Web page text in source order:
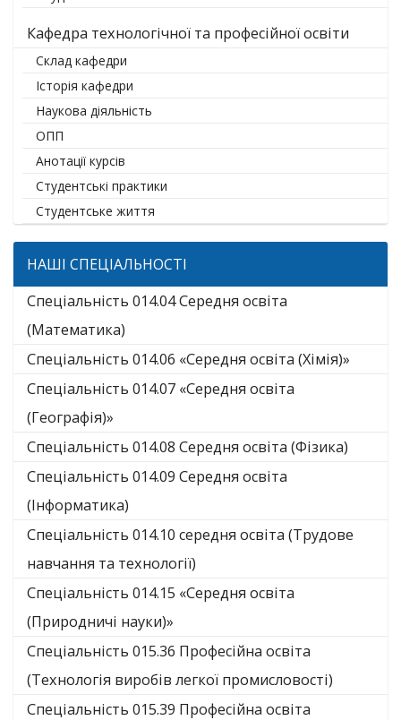
Кафедра технологічної та професійної освіти
Склад кафедри
Історія кафедри
Наукова діяльність
ОПП
Анотації курсів
Студентські практики
Студентське життя
НАШІ СПЕЦІАЛЬНОСТІ
Спеціальність 014.04 Середня освіта
(Математика)
Спеціальність 014.06 «Середня освіта (Хімія)»
Спеціальність 014.07 «Середня освіта
(Географія)»
Спеціальність 014.08 Середня освіта (Фізика)
Спеціальність 014.09 Середня освіта
(Інформатика)
Спеціальність 014.10 середня освіта (Трудове
навчання та технології)
Спеціальність 014.15 «Середня освіта
(Природничі науки)»
Спеціальність 015.36 Професійна освіта
(Технологія виробів легкої промисловості)
Спеціальність 015.39 Професійна освіта